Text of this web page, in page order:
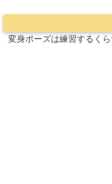
変身ポーズは練習するく